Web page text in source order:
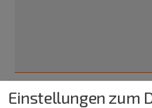
Ich habe die
Einstellungen zum